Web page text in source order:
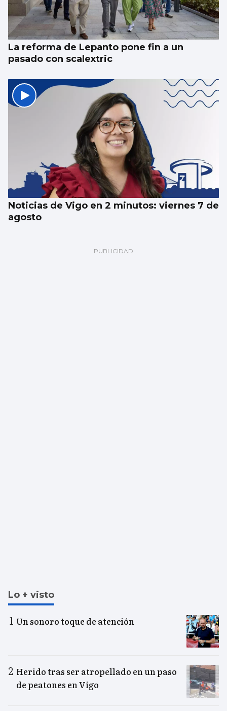
La reforma de Lepanto pone fin a un
pasado con scalextric
Noticias de Vigo en 2 minutos: viernes 7 de
agosto
Lo + visto
Un sonoro toque de atención
Herido tras ser atropellado en un paso
de peatones en Vigo